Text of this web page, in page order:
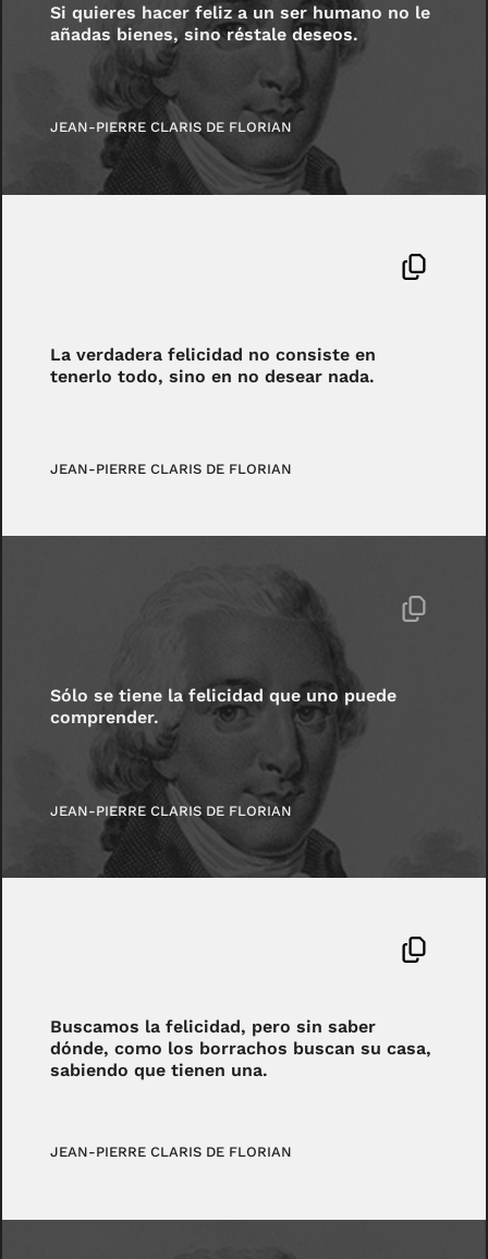
Si quieres hacer feliz a un ser humano no le
añadas bienes, sino réstale deseos.
JEAN-PIERRE CLARIS DE FLORIAN
La verdadera felicidad no consiste en
tenerlo todo, sino en no desear nada.
JEAN-PIERRE CLARIS DE FLORIAN
Sólo se tiene la felicidad que uno puede
comprender.
JEAN-PIERRE CLARIS DE FLORIAN
Buscamos la felicidad, pero sin saber
dónde, como los borrachos buscan su casa,
sabiendo que tienen una.
JEAN-PIERRE CLARIS DE FLORIAN